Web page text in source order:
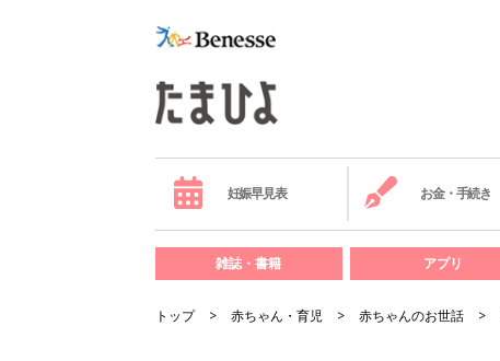
妊娠早見表 お金・手続き
雑誌・書籍 アプリ
トップ 赤ちゃん・育児 赤ちゃんのお世話